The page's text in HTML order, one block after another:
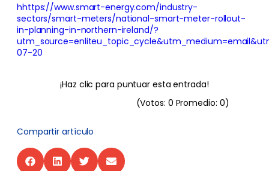
hhttps://www.smart-energy.com/industry-
sectors/smart-meters/national-smart-meter-rollout-
in-planning-in-northern-ireland/?
07-20
¡Haz clic para puntuar esta entrada!
(Votos: 0 Promedio: 0)
Compartir artículo